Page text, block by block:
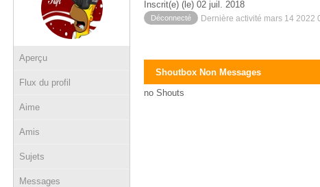
Aperçu
Flux du profil
Aime
Amis
Sujets
Messages
Inscrit(e) (le) 02 juil. 2018
Déconnecté Dernière activité mars 14 2022
Shoutbox Non Messages
no Shouts